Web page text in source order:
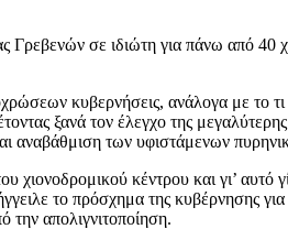
σε ιδιώτη για πάνω από 40
κυβερνήσεις, ανάλογα με το
ξανά τον έλεγχο της
αναβάθμιση των υφιστάμενων
κέντρου και γι’ αυτό
το πρόσχημα της κυβέρνησης
την απολιγνιτοποίηση.